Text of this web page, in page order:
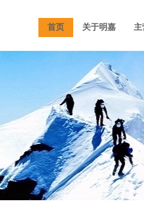
首页 关于明嘉 主